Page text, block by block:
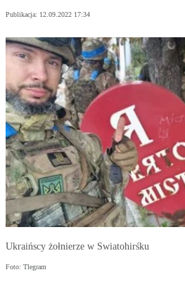
Publikacja: 12.09.2022 17:34
Ukraińscy żołnierze w Swiatohirśku
Foto: Tlegram